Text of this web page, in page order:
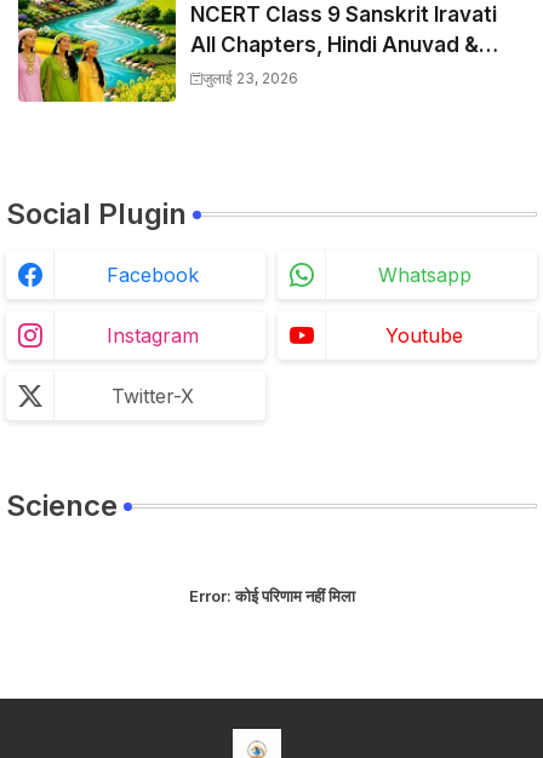
NCERT Class 9 Sanskrit Iravati
All Chapters, Hindi Anuvad &
Solutions Index
जुलाई 23, 2026
Social Plugin
Facebook Whatsapp
Instagram Youtube
Twitter-X
Science
Error:कोई परिणाम नहीं मिला